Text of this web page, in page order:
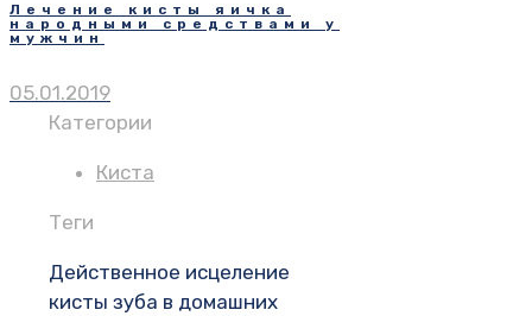
Лечение кисты яичка
народными средствами у
мужчин
05.01.2019
Категории
Киста
Теги
Действенное исцеление
кисты зуба в домашних